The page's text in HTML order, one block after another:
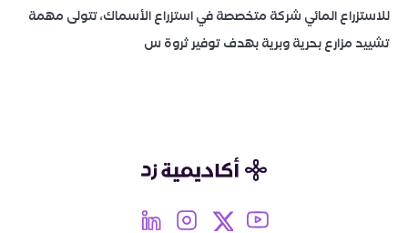
للاستزراع المائي شركة متخصصة في استزراع الأسماك، تتولى مهمة
تشييد مزارع بحرية وبرية بهدف توفير ثروة س